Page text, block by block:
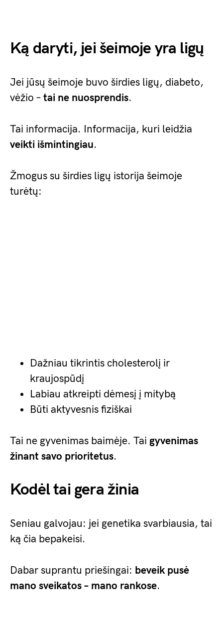
Ką daryti, jei šeimoje yra ligų
Jei jūsų šeimoje buvo širdies ligų, diabeto,
vėžio – tai ne nuosprendis.
Tai informacija. Informacija, kuri leidžia
veikti išmintingiau.
Žmogus su širdies ligų istorija šeimoje
turėtų:
Dažniau tikrintis cholesterolį ir
kraujospūdį
Labiau atkreipti dėmesį į mitybą
Būti aktyvesnis fiziškai
Tai ne gyvenimas baimėje. Tai gyvenimas
žinant savo prioritetus.
Kodėl tai gera žinia
Seniau galvojau: jei genetika svarbiausia, tai
ką čia bepakeisi.
Dabar suprantu priešingai: beveik pusė
mano sveikatos – mano rankose.